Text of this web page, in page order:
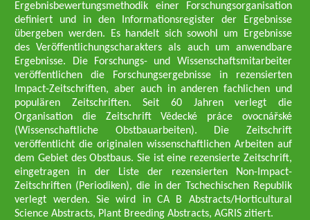
Ergebnisbewertungsmethodik einer Forschungsorganisation
definiert und in den Informationsregister der Ergebnisse
übergeben werden. Es handelt sich sowohl um Ergebnisse
des Veröffentlichungscharakters als auch um anwendbare
Ergebnisse. Die Forschungs- und Wissenschaftsmitarbeiter
veröffentlichen die Forschungsergebnisse in rezensierten
Impact-Zeitschriften, aber auch in anderen fachlichen und
populären Zeitschriften. Seit 60 Jahren verlegt die
Organisation die Zeitschrift Vědecké práce ovocnářské
(Wissenschaftliche Obstbauarbeiten). Die Zeitschrift
veröffentlicht die originalen wissenschaftlichen Arbeiten auf
dem Gebiet des Obstbaus. Sie ist eine rezensierte Zeitschrift,
eingetragen in der Liste der rezensierten Non-Impact-
Zeitschriften (Periodiken), die in der Tschechischen Republik
verlegt werden. Sie wird in CA B Abstracts/Horticultural
Science Abstracts, Plant Breeding Abstracts, AGRIS zitiert.